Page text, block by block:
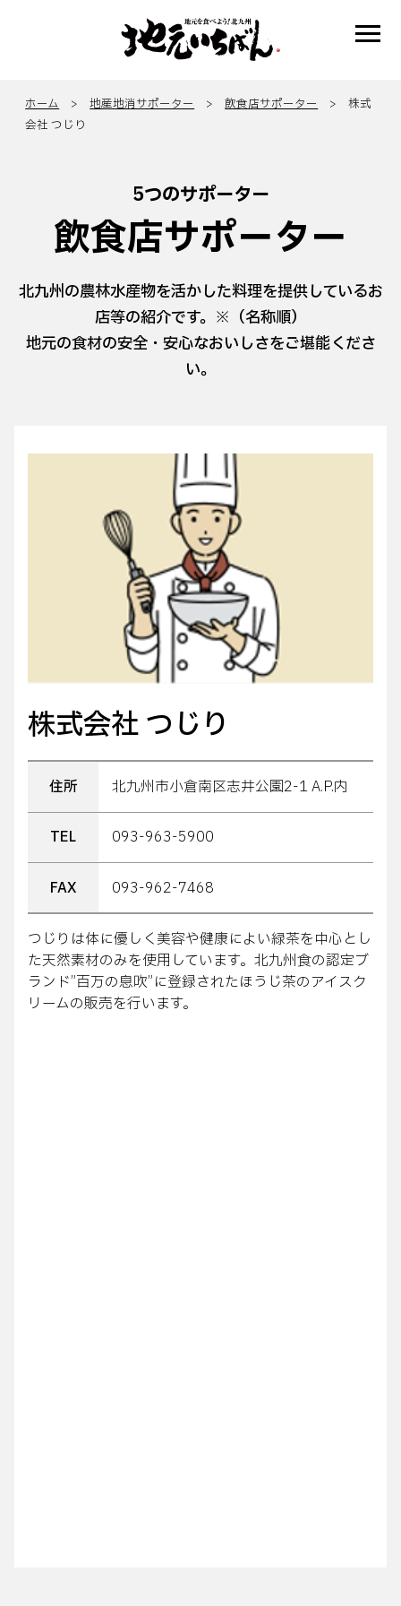
ホーム >地産地消サポーター >飲食店サポーター
> 株式
会社 つじり
5つのサポーター
飲食店サポーター
北九州の農林水産物を活かした料理を提供しているお
店等の紹介です。※（名称順）
地元の食材の安全・安心なおいしさをご堪能くださ
い。
株式会社 つじり
住所 北九州市小倉南区志井公園2-1 A.P.内
TEL 093-963-5900
FAX 093-962-7468
つじりは体に優しく美容や健康によい緑茶を中心とし
た天然素材のみを使用しています。北九州食の認定ブ
ランド”百万の息吹”に登録されたほうじ茶のアイスク
リームの販売を行います。